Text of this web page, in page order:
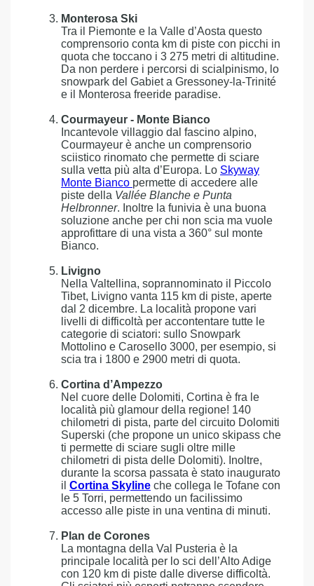
Monterosa Ski
Tra il Piemonte e la Valle d’Aosta questo
comprensorio conta km di piste con picchi in
quota che toccano i 3 275 metri di altitudine.
Da non perdere i percorsi di scialpinismo, lo
snowpark del Gabiet a Gressoney-la-Trinité
e il Monterosa freeride paradise.
Courmayeur - Monte Bianco
Incantevole villaggio dal fascino alpino,
Courmayeur è anche un comprensorio
sciistico rinomato che permette di sciare
sulla vetta più alta d’Europa. Lo Skyway
Monte Bianco permette di accedere alle
piste della Vallée Blanche e Punta
Helbronner. Inoltre la funivia è una buona
soluzione anche per chi non scia ma vuole
approfittare di una vista a 360° sul monte
Bianco.
Livigno
Nella Valtellina, soprannominato il Piccolo
Tibet, Livigno vanta 115 km di piste, aperte
dal 2 dicembre. La località propone vari
livelli di difficoltà per accontentare tutte le
categorie di sciatori: sullo Snowpark
Mottolino e Carosello 3000, per esempio, si
scia tra i 1800 e 2900 metri di quota.
Cortina d’Ampezzo
Nel cuore delle Dolomiti, Cortina è fra le
località più glamour della regione! 140
chilometri di pista, parte del circuito Dolomiti
Superski (che propone un unico skipass che
ti permette di sciare sugli oltre mille
chilometri di pista delle Dolomiti). Inoltre,
durante la scorsa passata è stato inaugurato
il Cortina Skyline che collega le Tofane con
le 5 Torri, permettendo un facilissimo
accesso alle piste in una ventina di minuti.
Plan de Corones
La montagna della Val Pusteria è la
principale località per lo sci dell’Alto Adige
con 120 km di piste dalle diverse difficoltà.